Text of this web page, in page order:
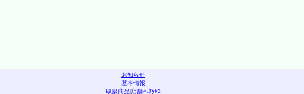
お知らせ
基本情報
取扱商品|店舗へｱｸｾｽ